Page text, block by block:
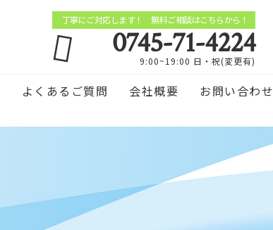
丁寧にご対応します！ 無料ご相談はこちらから！
0745-71-4224
9:00~19:00 日・祝(変更有)
よくあるご質問 会社概要 お問い合わせ